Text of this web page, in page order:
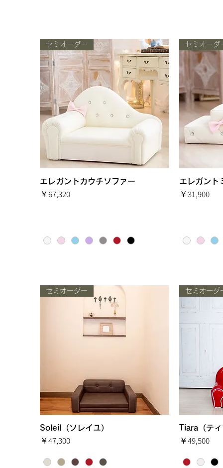
クイックビュー
セミオーダー
エレガントカウチソファー
価格
￥67,320
セミオーダ
エレガント
価格
￥31,900
クイックビュー
セミオーダー
Soleil（ソレイユ）
価格
￥47,300
セミオーダ
Tiara（テ
価格
￥49,500